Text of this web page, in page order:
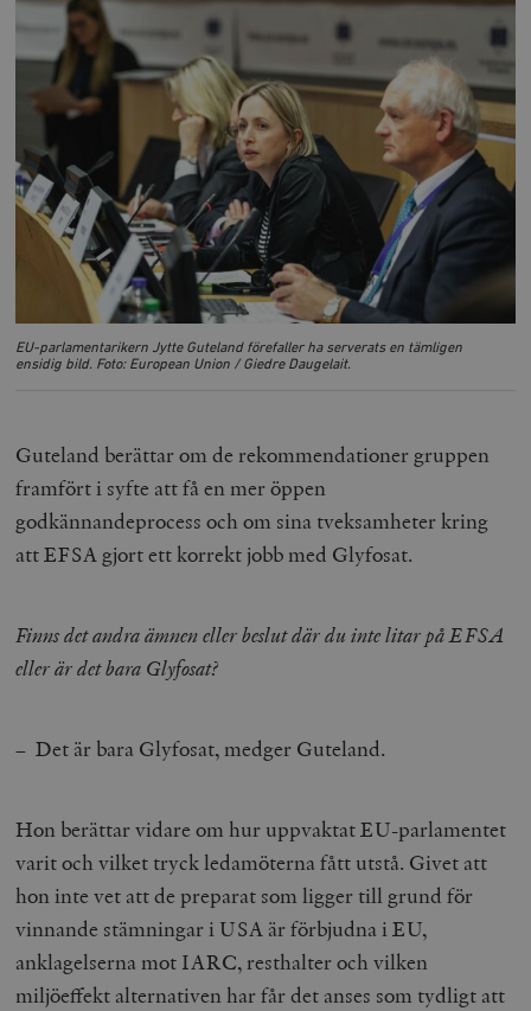
EU-parlamentarikern Jytte Guteland förefaller ha serverats en tämligen
ensidig bild. Foto: European Union / Giedre Daugelait.
Guteland berättar om de rekommendationer gruppen
framfört i syfte att få en mer öppen
godkännandeprocess och om sina tveksamheter kring
att EFSA gjort ett korrekt jobb med Glyfosat.
Finns det andra ämnen eller beslut där du inte litar på EFSA
eller är det bara Glyfosat?
– Det är bara Glyfosat, medger Guteland.
Hon berättar vidare om hur uppvaktat EU-parlamentet
varit och vilket tryck ledamöterna fått utstå. Givet att
hon inte vet att de preparat som ligger till grund för
vinnande stämningar i USA är förbjudna i EU,
anklagelserna mot IARC, resthalter och vilken
miljöeffekt alternativen har får det anses som tydligt att